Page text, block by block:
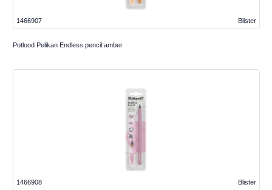
Blister
1466907
Potlood Pelikan Endless pencil amber
Blister
1466908